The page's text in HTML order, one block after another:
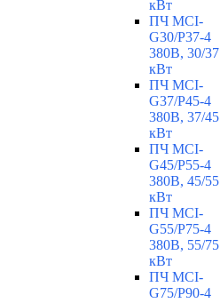
кВт
ПЧ MCI-
G30/P37-4
380В, 30/37
кВт
ПЧ MCI-
G37/P45-4
380В, 37/45
кВт
ПЧ MCI-
G45/P55-4
380В, 45/55
кВт
ПЧ MCI-
G55/P75-4
380В, 55/75
кВт
ПЧ MCI-
G75/P90-4